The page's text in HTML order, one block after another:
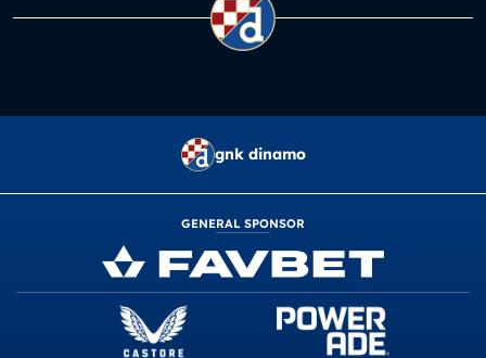
gnk dinamo
GENERAL SPONSOR